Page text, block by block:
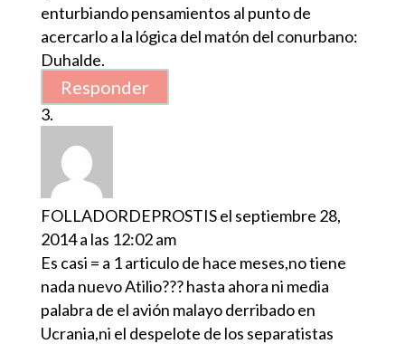
enturbiando pensamientos al punto de
acercarlo a la lógica del matón del conurbano:
Duhalde.
Responder
FOLLADORDEPROSTISel septiembre 28,
2014 a las 12:02 am
Es casi = a 1 articulo de hace meses,no tiene
nada nuevo Atilio??? hasta ahora ni media
palabra de el avión malayo derribado en
Ucrania,ni el despelote de los separatistas